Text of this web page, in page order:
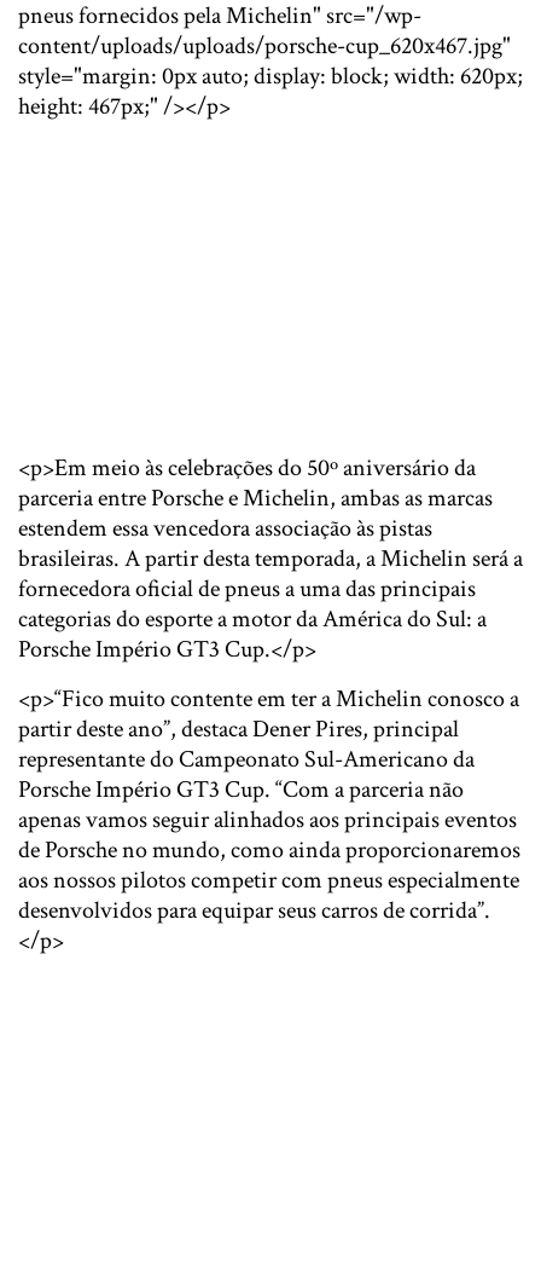
pneus fornecidos pela Michelin" src="/wp-
content/uploads/uploads/porsche-cup_620x467.jpg"
style="margin: 0px auto; display: block; width: 620px;
height: 467px;" /></p>
<p>Em meio às celebrações do 50º aniversário da
parceria entre Porsche e Michelin, ambas as marcas
estendem essa vencedora associação às pistas
brasileiras. A partir desta temporada, a Michelin será a
fornecedora oficial de pneus a uma das principais
categorias do esporte a motor da América do Sul: a
Porsche Império GT3 Cup.</p>
<p>“Fico muito contente em ter a Michelin conosco a
partir deste ano”, destaca Dener Pires, principal
representante do Campeonato Sul-Americano da
Porsche Império GT3 Cup. “Com a parceria não
apenas vamos seguir alinhados aos principais eventos
de Porsche no mundo, como ainda proporcionaremos
aos nossos pilotos competir com pneus especialmente
desenvolvidos para equipar seus carros de corrida”.
</p>